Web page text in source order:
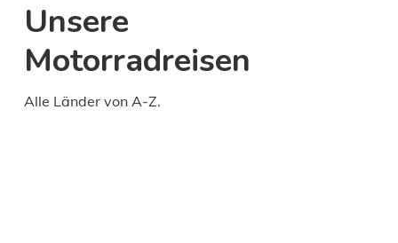
Unsere
Motorradreisen
Alle Länder von A-Z.